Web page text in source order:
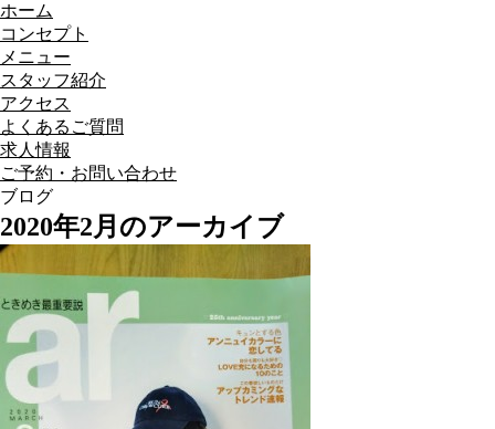
ホーム
コンセプト
メニュー
スタッフ紹介
アクセス
よくあるご質問
求人情報
ご予約・お問い合わせ
ブログ
2020年2月のアーカイブ